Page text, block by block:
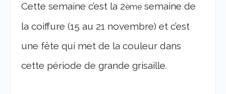
Cette semaine c’est la 2ème semaine de
la coiffure (15 au 21 novembre) et c’est
une fête qui met de la couleur dans
cette période de grande grisaille.